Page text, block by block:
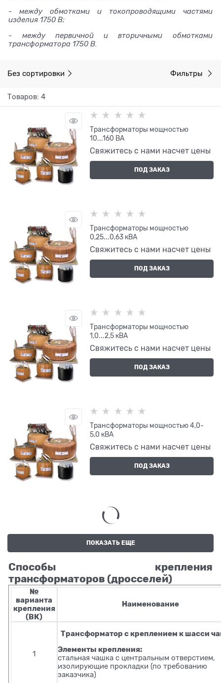
- между обмотками и токопроводящими частями
изделия 1750 В;
- между первичной и вторичными обмотками
трансформатора 1750 В.
Без сортировки Фильтры
Товаров: 4
Трансформаторы мощностью
10...160 ВА
Свяжитесь с нами насчет цены
ПОД ЗАКАЗ
Трансформаторы мощностью
0,25...0,63 кВА
Свяжитесь с нами насчет цены
ПОД ЗАКАЗ
Трансформаторы мощностью
1,0...2,5 кВА
Свяжитесь с нами насчет цены
ПОД ЗАКАЗ
Трансформаторы мощностью 4,0-
5,0 кВА
Свяжитесь с нами насчет цены
ПОД ЗАКАЗ
ПОКАЗАТЬ ЕЩЕ
Способы крепления
трансформаторов (дросселей)
№
варианта
крепления
(ВК)
Наименование
1
Трансформатор с креплением к шасси
Элементы крепления:
стальная чашка с центральным отверстием,
изолирующие прокладки (по требованию
заказчика)